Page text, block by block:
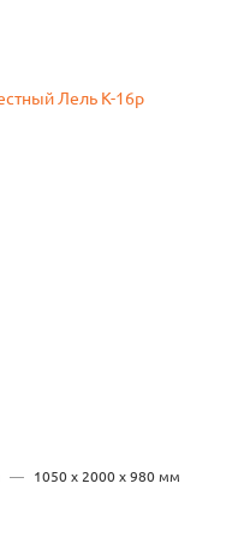
— 1050 х 2000 х 980 мм